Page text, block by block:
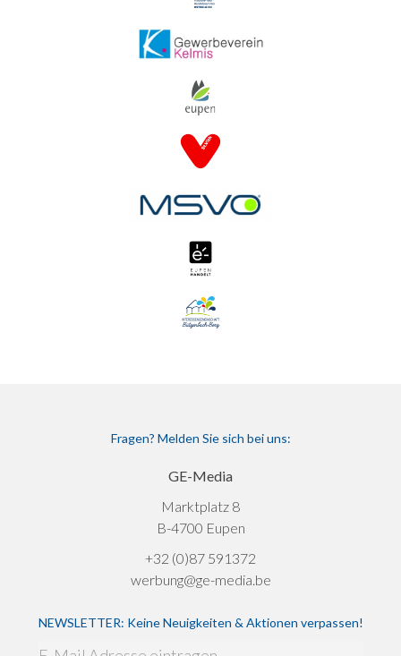
Fragen? Melden Sie sich bei uns:
GE-Media
Marktplatz 8
B-4700 Eupen
+32 (0)87 591372
werbung@ge-media.be
NEWSLETTER: Keine Neuigkeiten & Aktionen verpassen!